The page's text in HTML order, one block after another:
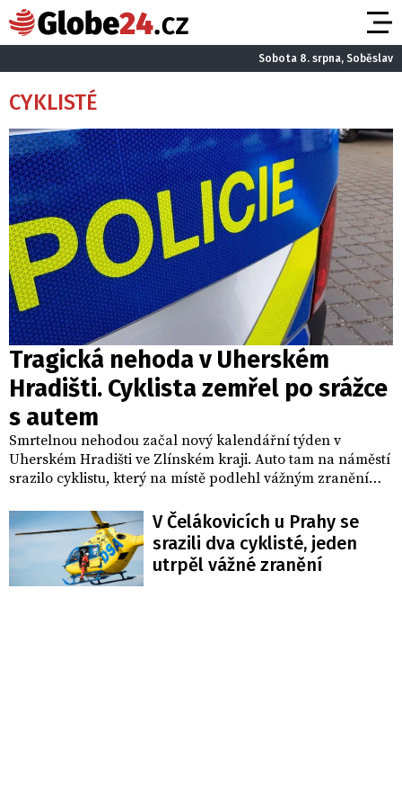
Sobota 8. srpna, Soběslav
CYKLISTÉ
Tragická nehoda v Uherském
Hradišti. Cyklista zemřel po srážce
s autem
Smrtelnou nehodou začal nový kalendářní týden v
Uherském Hradišti ve Zlínském kraji. Auto tam na náměstí
srazilo cyklistu, který na místě podlehl vážným zraněním.
V Čelákovicích u Prahy se
srazili dva cyklisté, jeden
utrpěl vážné zranění